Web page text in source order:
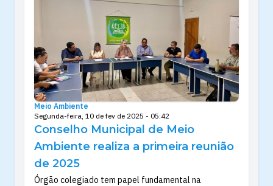
Meio Ambiente
Segunda-feira, 10 de fev de 2025 - 05:42
Conselho Municipal de Meio
Ambiente realiza a primeira reunião
de 2025
Órgão colegiado tem papel fundamental na